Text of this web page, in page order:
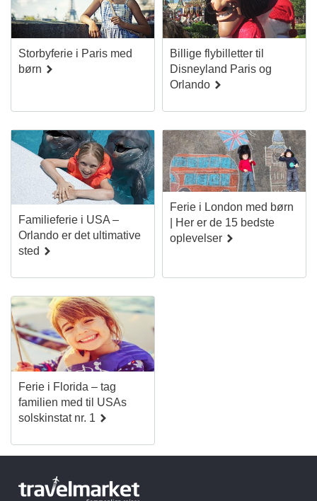
Storbyferie i Paris med
børn
Billige flybilletter til
Disneyland Paris og
Orlando
Familieferie i USA –
Orlando er det ultimative
sted
Ferie i London med børn
| Her er de 15 bedste
oplevelser
Ferie i Florida – tag
familien med til USAs
solskinstat nr. 1